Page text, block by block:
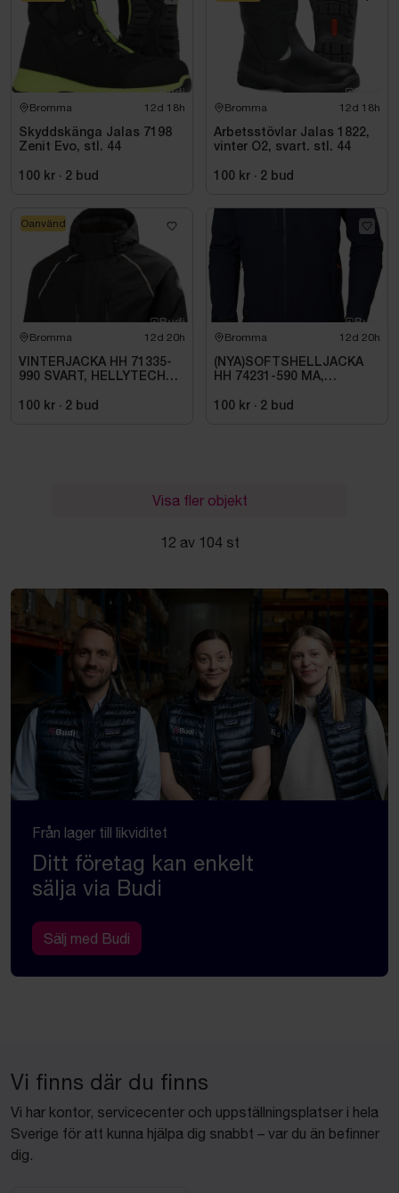
Bromma 12d 18h
Skyddskänga Jalas 7198
Zenit Evo, stl. 44
100 kr · 2 bud
Bromma 12d 18h
Arbetsstövlar Jalas 1822,
vinter O2, svart. stl. 44
100 kr · 2 bud
Bromma 12d 20h
VINTERJACKA HH 71335-
990 SVART, HELLYTECH
100 kr · 2 bud
Oanvänd
Bromma 12d 20h
(NYA)SOFTSHELLJACKA
HH 74231-590 MA,
100 kr · 2 bud
Visa fler objekt
12 av 104 st
Från lager till likviditet
Ditt företag kan enkelt
sälja via Budi
Sälj med Budi
Vi finns där du finns
Vi har kontor, servicecenter och uppställningsplatser i hela
Sverige för att kunna hjälpa dig snabbt – var du än befinner
dig.